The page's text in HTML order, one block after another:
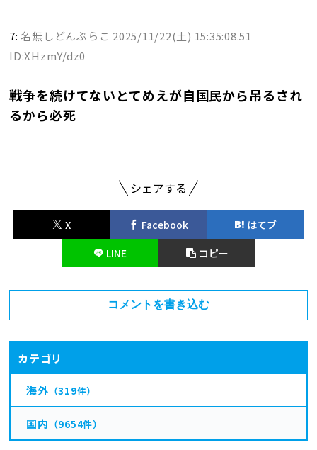
7:名無しどんぶらこ 2025/11/22(土) 15:35:08.51
ID:XHzmY/dz0
戦争を続けてないとてめえが自国民から吊るされ
るから必死
シェアする
X Facebook
はてブ
LINE
コピー
コメントを書き込む
カテゴリ
海外 （319件）
国内 （9654件）